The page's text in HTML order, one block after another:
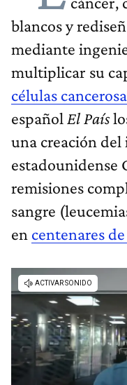
blancos y
mediante
multiplicar su
células
español El País
una creación
estadounidense
remisiones
sangre
en centenares